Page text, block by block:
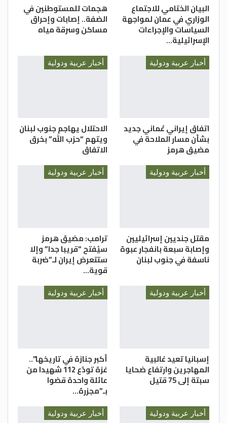
البيان الختامي للاجتماع
الوزاري في عمان لمواجهة
السياسات والإجراءات
الإسرائيلية…
هجمات للمستوطنين في
الضفة.. إصابات وإحراق
مساكن وسرقة مياه
أخبار عربية ودولية
اتفاق إيراني عُماني جديد
بشأن مسار الملاحة في
مضيق هرمز
أخبار عربية ودولية
الاحتلال يهاجم جنوب لبنان
ويتهم “حزب الله” بخرق
الاتفاق
أخبار عربية ودولية
مقتل جنديين إسرائيليين
وإصابة سبعة بانفجار عبوة
ناسفة في جنوب لبنان
أخبار عربية ودولية
ترامب: مضيق هرمز
سيُفتح “قريبا جدا” وإلا
ستتعرض إيران لـ”ضربة
قوية…
أخبار عربية ودولية
إسبانيا تعيد غالبية
المهاجرين وارتفاع ضحايا
سبتة إلى 75 قتيل
أخبار عربية ودولية
أكبر جنازة في تاريخها”..
غزة تودّع 112 شهيدا من
عائلة واحدة قضوا
بـ”مجزرة…
أخبار عربية ودولية أخبار عربية ودولية